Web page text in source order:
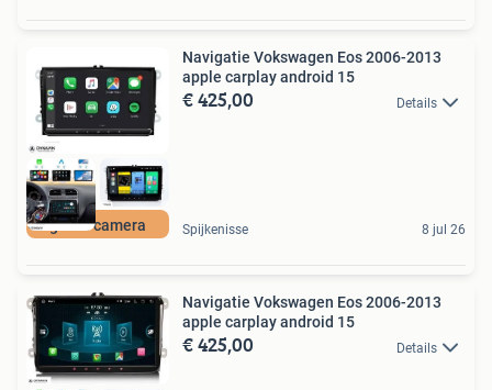
gratis camera
Navigatie Vokswagen Eos 2006-2013
apple carplay android 15
€ 425,00 Details
Spijkenisse 8 jul 26
Navigatie Vokswagen Eos 2006-2013
apple carplay android 15
€ 425,00 Details